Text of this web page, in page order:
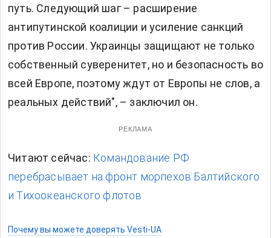
путь. Следующий шаг – расширение
антипутинской коалиции и усиление санкций
против России. Украинцы защищают не только
собственный суверенитет, но и безопасность во
всей Европе, поэтому ждут от Европы не слов, а
реальных действий", – заключил он.
РЕКЛАМА
Читают сейчас: Командование РФ
перебрасывает на фронт морпехов Балтийского
и Тихоокеанского флотов.
Почему вы можете доверять Vesti-UA